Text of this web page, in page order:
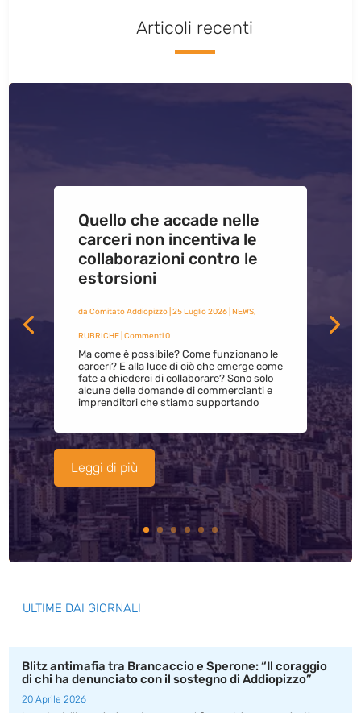
Articoli recenti
Quello che accade nelle
carceri non incentiva le
collaborazioni contro le
estorsioni
da Comitato Addiopizzo| 25 Luglio 2026| NEWS,
RUBRICHE| Commenti 0
Ma come è possibile? Come funzionano le
carceri? E alla luce di ciò che emerge come
fate a chiederci di collaborare? Sono solo
alcune delle domande di commercianti e
imprenditori che stiamo supportando
Leggi di più
ULTIME DAI GIORNALI
Blitz antimafia tra Brancaccio e Sperone: “Il coraggio
di chi ha denunciato con il sostegno di Addiopizzo”
20 Aprile 2026